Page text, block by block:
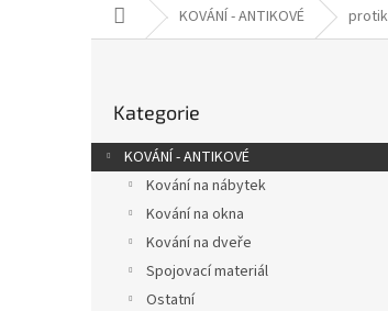
Domů KOVÁNÍ - ANTIKOVÉ
r
a
kategorie
Kategorie
KOVÁNÍ - ANTIKOVÉ
Kování na nábytek
Kování na okna
Kování na dveře
Spojovací materiál
Ostatní